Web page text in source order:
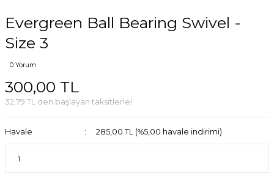
Evergreen Ball Bearing Swivel -
Size 3
0 Yorum
300,00 TL
32,79 TL den başlayan taksitlerle!
Havale 285,00 TL (%5,00 havale indirimi)